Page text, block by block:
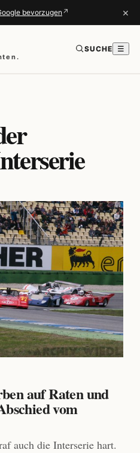
bevorzugen ↗ ×
SUCHE ☰
auf Raten und
vom
auch die Interserie hart.